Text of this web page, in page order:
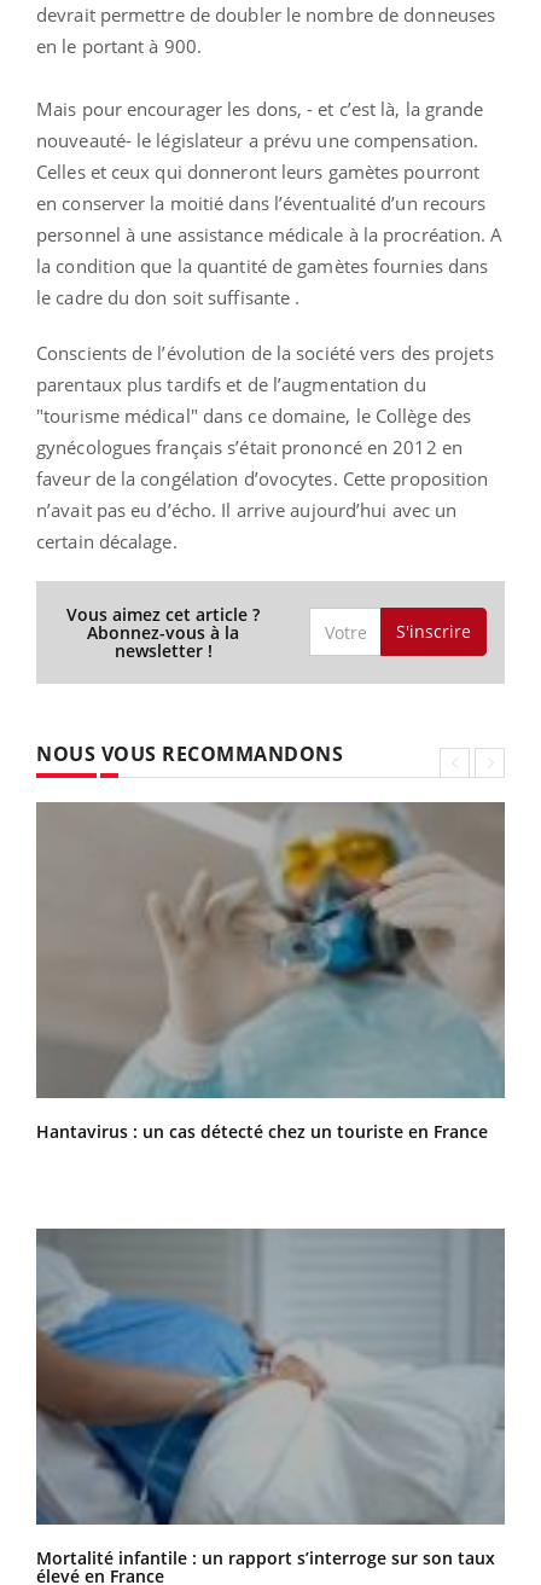
devrait permettre de doubler le nombre de donneuses
en le portant à 900.
Mais pour encourager les dons, - et c’est là, la grande
nouveauté- le législateur a prévu une compensation.
Celles et ceux qui donneront leurs gamètes pourront
en conserver la moitié dans l’éventualité d’un recours
personnel à une assistance médicale à la procréation. A
la condition que la quantité de gamètes fournies dans
le cadre du don soit suffisante .
Conscients de l’évolution de la société vers des projets
parentaux plus tardifs et de l’augmentation du
"tourisme médical" dans ce domaine, le Collège des
gynécologues français s’était prononcé en 2012 en
faveur de la congélation d’ovocytes. Cette proposition
n’avait pas eu d’écho. Il arrive aujourd’hui avec un
certain décalage.
Vous aimez cet article ?
Abonnez-vous à la
newsletter !
S'inscrire
NOUS VOUS RECOMMANDONS
Hantavirus : un cas détecté chez un touriste en France
Mortalité infantile : un rapport s’interroge sur son taux
élevé en France